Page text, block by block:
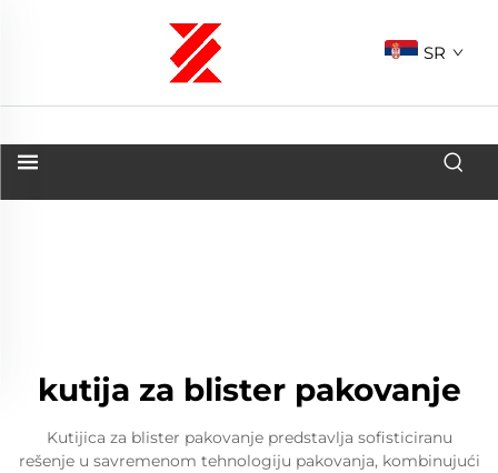
SR
kutija za blister pakovanje
Kutijica za blister pakovanje predstavlja sofisticiranu
rešenje u savremenom tehnologiju pakovanja, kombinujući